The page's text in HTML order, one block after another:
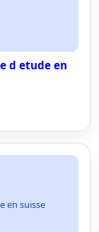
d etude en
en suisse